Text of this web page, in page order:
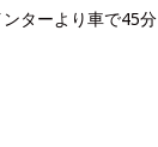
ターより車で45分